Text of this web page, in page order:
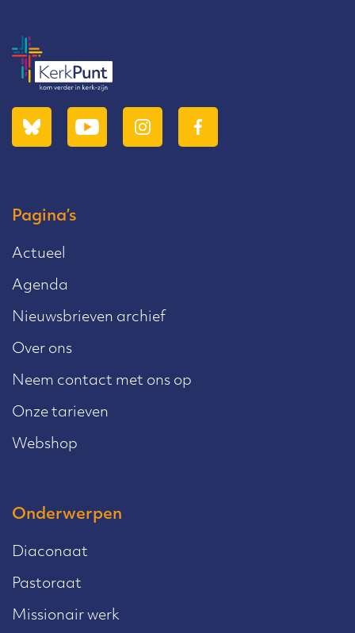
Pagina’s
Actueel
Agenda
Nieuwsbrieven archief
Over ons
Neem contact met ons op
Onze tarieven
Webshop
Onderwerpen
Diaconaat
Pastoraat
Missionair werk